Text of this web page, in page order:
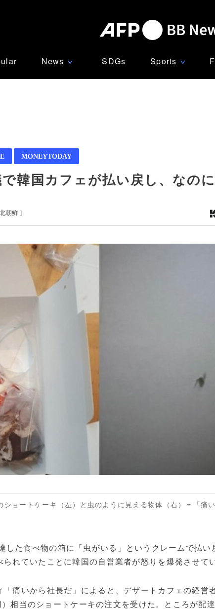
News ∨ SDGs Sports ∨
MONEYTODAY
で韓国カフェが払い戻し、なの
朝鮮 ]
ョートケーキ（左）と虫のように見える物体（右）＝「痛
した食べ物の箱に「虫がいる」というクレームで払い
れていたことに韓国の自営業者が怒りを爆発させて
痛いから社長だ」によると、デザートカフェの経営
相当のショートケーキの注文を受けた。ところが配